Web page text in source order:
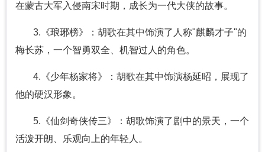
在蒙古大军入侵南宋时期，成长为一代大侠的故事。
3.《琅琊榜》：胡歌在其中饰演了人称"麒麟才子"的
梅长苏，一个智勇双全、机智过人的角色。
4.《少年杨家将》：胡歌在其中饰演杨延昭，展现了
他的硬汉形象。
5.《仙剑奇侠传三》：胡歌饰演了剧中的景天，一个
活泼开朗、乐观向上的年轻人。